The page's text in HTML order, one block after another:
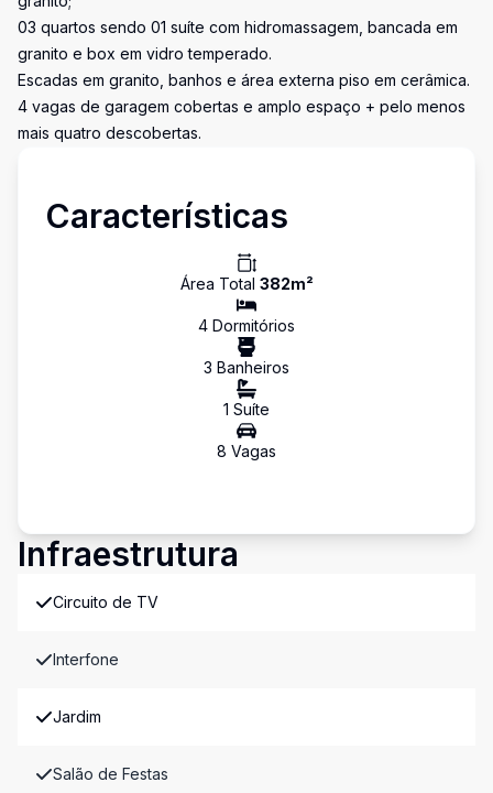
03 quartos sendo 01 suíte com hidromassagem, bancada em
granito e box em vidro temperado.
Escadas em granito, banhos e área externa piso em cerâmica.
4 vagas de garagem cobertas e amplo espaço + pelo menos
mais quatro descobertas.
Características
Área Total 382m²
4 Dormitórios
3 Banheiros
1 Suíte
8 Vagas
Infraestrutura
Circuito de TV
Interfone
Jardim
Salão de Festas